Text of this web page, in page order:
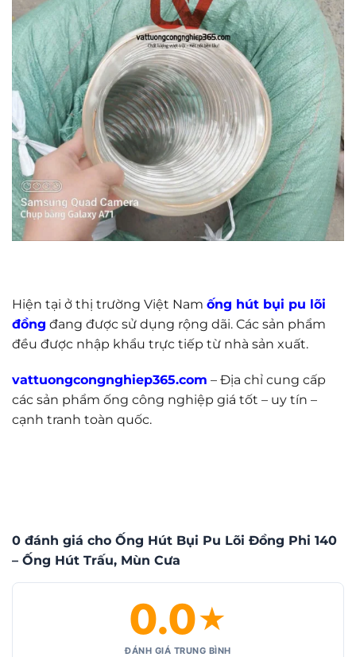
Hiện tại ở thị trường Việt Nam ống hút bụi pu lõi
đồng đang được sử dụng rộng dãi. Các sản phẩm
đều được nhập khẩu trực tiếp từ nhà sản xuất.
vattuongcongnghiep365.com – Địa chỉ cung cấp
các sản phẩm ống công nghiệp giá tốt – uy tín –
cạnh tranh toàn quốc.
0 đánh giá cho Ống Hút Bụi Pu Lõi Đồng Phi 140
– Ống Hút Trấu, Mùn Cưa
0.0★
ĐÁNH GIÁ TRUNG BÌNH